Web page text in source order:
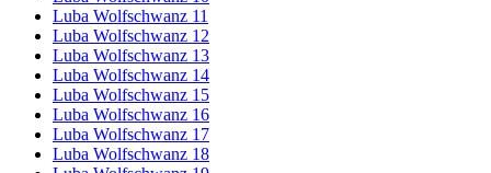
Luba Wolfschwanz 11
Luba Wolfschwanz 12
Luba Wolfschwanz 13
Luba Wolfschwanz 14
Luba Wolfschwanz 15
Luba Wolfschwanz 16
Luba Wolfschwanz 17
Luba Wolfschwanz 18